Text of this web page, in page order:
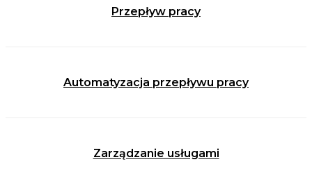
Przepływ pracy
Automatyzacja przepływu pracy
Zarządzanie usługami